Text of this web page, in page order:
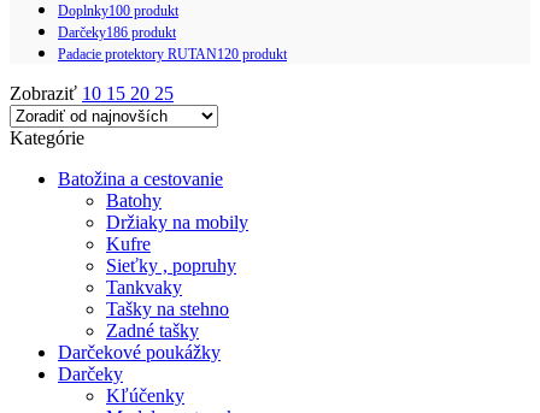
Doplnky100 produkt
Darčeky186 produkt
Padacie protektory RUTAN120 produkt
Zobraziť 10 15 20 25
Kategórie
Batožina a cestovanie
Batohy
Držiaky na mobily
Kufre
Sieťky , popruhy
Tankvaky
Tašky na stehno
Zadné tašky
Darčekové poukážky
Darčeky
Kľúčenky